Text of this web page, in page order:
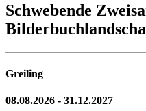
Schwebende
Greiling
08.08.2026 - 31.12.2027